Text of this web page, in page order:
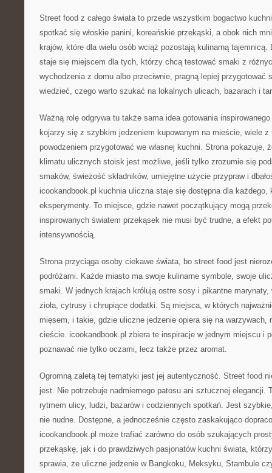
Street food z całego świata to przede wszystkim bogactwo
spotkać się włoskie panini, koreańskie przekąski, a obok nich
krajów, które dla wielu osób wciąż pozostają kulinarną
staje się miejscem dla tych, którzy chcą testować smaki z
wychodzenia z domu albo przeciwnie, pragną lepiej przygotować
wiedzieć, czego warto szukać na lokalnych ulicach, bazarach i
Ważną rolę odgrywa tu także sama idea gotowania
kojarzy się z szybkim jedzeniem kupowanym na mieście, wiele
powodzeniem przygotować we własnej kuchni. Strona pokazuje,
klimatu ulicznych stoisk jest możliwe, jeśli tylko zrozumie się
smaków, świeżość składników, umiejętne użycie przypraw i
icookandbook.pl kuchnia uliczna staje się dostępna dla każdego,
eksperymenty. To miejsce, gdzie nawet początkujący mogą
inspirowanych światem przekąsek nie musi być trudne, a efekt
intensywnością.
Strona przyciąga osoby ciekawe świata, bo street food jest
podróżami. Każde miasto ma swoje kulinarne symbole, swoje
smaki. W jednych krajach królują ostre sosy i pikantne marynaty,
zioła, cytrusy i chrupiące dodatki. Są miejsca, w których
mięsem, i takie, gdzie uliczne jedzenie opiera się na warzywach,
cieście. icookandbook.pl zbiera te inspiracje w jednym miejscu i
poznawać nie tylko oczami, lecz także przez aromat.
Ogromną zaletą tej tematyki jest jej autentyczność. Street food
jest. Nie potrzebuje nadmiernego patosu ani sztucznej elegancji.
rytmem ulicy, ludzi, bazarów i codziennych spotkań. Jest
nie nudne. Dostępne, a jednocześnie często zaskakująco
icookandbook.pl może trafiać zarówno do osób szukających
przekąskę, jak i do prawdziwych pasjonatów kuchni świata,
sprawia, że uliczne jedzenie w Bangkoku, Meksyku, Stambule